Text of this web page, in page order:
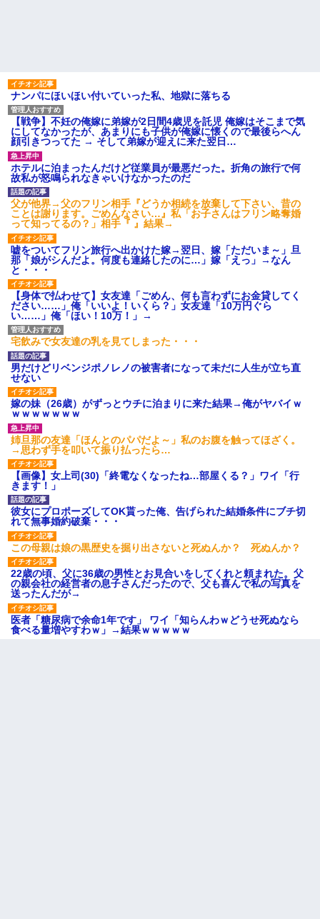
ナンパにほいほい付いていった私、地獄に落ちる
【戦争】不妊の俺嫁に弟嫁が2日間4歳児を託児 俺嫁はそこまで気
にしてなかったが、あまりにも子供が俺嫁に懐くので最後らへん
顔引きつってた → そして弟嫁が迎えに来た翌日…
ホテルに泊まったんだけど従業員が最悪だった。折角の旅行で何
故私が怒鳴られなきゃいけなかったのだ
父が他界→父のフリン相手『どうか相続を放棄して下さい、昔の
ことは謝ります。ごめんなさい…』私「お子さんはフリン略奪婚
って知ってるの？」相手『 』結果→
嘘をついてフリン旅行へ出かけた嫁→翌日、嫁「ただいま～」旦
那「娘がシんだよ。何度も連絡したのに…」嫁「えっ」→なん
と・・・
【身体で払わせて】女友達「ごめん、何も言わずにお金貸してく
ださい……」俺「いいよ！いくら？」女友達「10万円ぐら
い……」俺「ほい！10万！」→
宅飲みで女友達の乳を見てしまった・・・
男だけどリベンジポノレノの被害者になって未だに人生が立ち直
せない
嫁の妹（26歳）がずっとウチに泊まりに来た結果→俺がヤバイｗ
ｗｗｗｗｗｗｗ
姉旦那の友達「ほんとのパパだよ～」私のお腹を触ってほざく。
→思わず手を叩いて振り払ったら…
【画像】女上司(30)「終電なくなったね…部屋くる？」ワイ「行
きます！」
彼女にプロポーズしてOK貰った俺、告げられた結婚条件にブチ切
れて無事婚約破棄・・・
この母親は娘の黒歴史を掘り出さないと死ぬんか？ 死ぬんか？
22歳の頃、父に36歳の男性とお見合いをしてくれと頼まれた。父
の親会社の経営者の息子さんだったので、父も喜んで私の写真を
送ったんだが→
医者「糖尿病で余命1年です」 ワイ「知らんわｗどうせ死ぬなら
食べる量増やすわｗ」→結果ｗｗｗｗｗ